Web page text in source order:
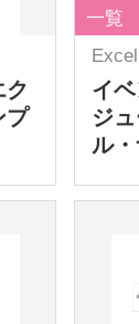
ク
プ
一覧
Excel
イ
ジ
ル・